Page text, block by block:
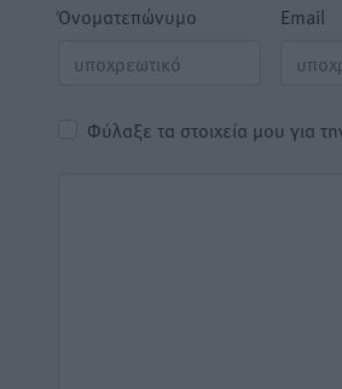
Όνοματεπώνυμο Email
Φύλαξε τα στοιχεία μου για